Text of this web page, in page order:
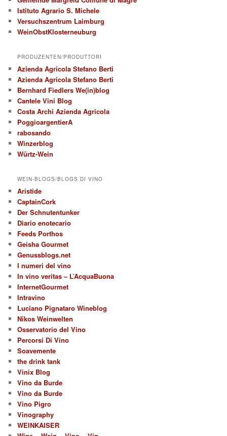
Istituto Agrario S. Michele
Versuchszentrum Laimburg
WeinObstKlosterneuburg
PRODUZENTEN/PRODUTTORI
Azienda Agricola Stefano Berti
Azienda Agricola Stefano Berti
Bernhard Fiedlers We(in)blog
Cantele Vini Blog
Costa Archi Azienda Agricola
PoggioargentierA
rabosando
Winzerblog
Würtz-Wein
WEIN-BLOGS/BLOGS DI VINO
Aristide
CaptainCork
Der Schnutentunker
Diario enotecario
Feeds Porthos
Geisha Gourmet
Genussblogs.net
I numeri del vino
In vino veritas – L’AcquaBuona
InternetGourmet
Intravino
Luciano Pignataro Wineblog
Nikos Weinwelten
Osservatorio del Vino
Percorsi Di Vino
Soavemente
the drink tank
Vinix Blog
Vino da Burde
Vino da Burde
Vino Pigro
Vinography
WEINKAISER